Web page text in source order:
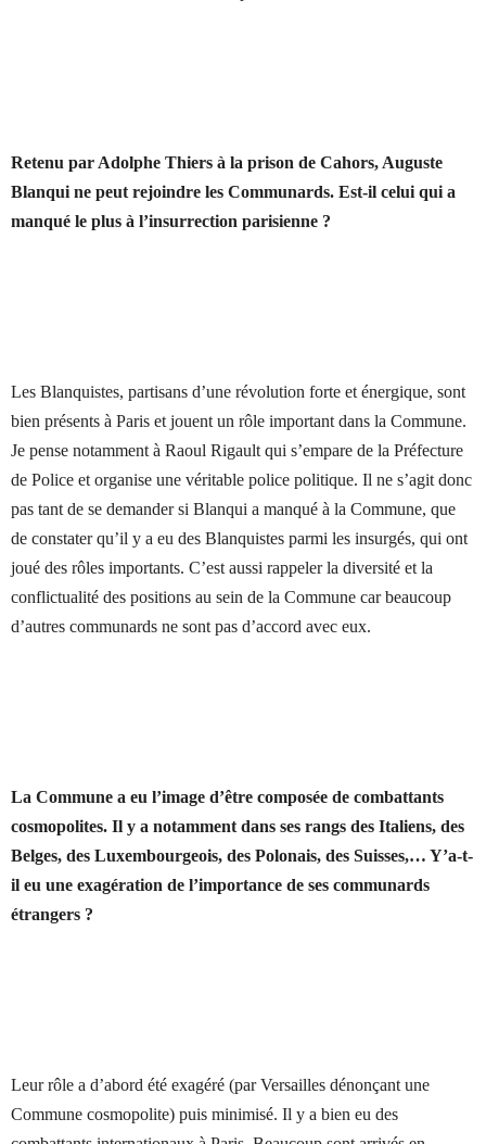
Retenu par Adolphe Thiers à la prison de Cahors, Auguste
Blanqui ne peut rejoindre les Communards. Est-il celui qui a
manqué le plus à l’insurrection parisienne ?
Les Blanquistes, partisans d’une révolution forte et énergique, sont
bien présents à Paris et jouent un rôle important dans la Commune.
Je pense notamment à Raoul Rigault qui s’empare de la Préfecture
de Police et organise une véritable police politique. Il ne s’agit donc
pas tant de se demander si Blanqui a manqué à la Commune, que
de constater qu’il y a eu des Blanquistes parmi les insurgés, qui ont
joué des rôles importants. C’est aussi rappeler la diversité et la
conflictualité des positions au sein de la Commune car beaucoup
d’autres communards ne sont pas d’accord avec eux.
La Commune a eu l’image d’être composée de combattants
cosmopolites. Il y a notamment dans ses rangs des Italiens, des
Belges, des Luxembourgeois, des Polonais, des Suisses,… Y’a-t-
il eu une exagération de l’importance de ses communards
étrangers ?
Leur rôle a d’abord été exagéré (par Versailles dénonçant une
Commune cosmopolite) puis minimisé. Il y a bien eu des